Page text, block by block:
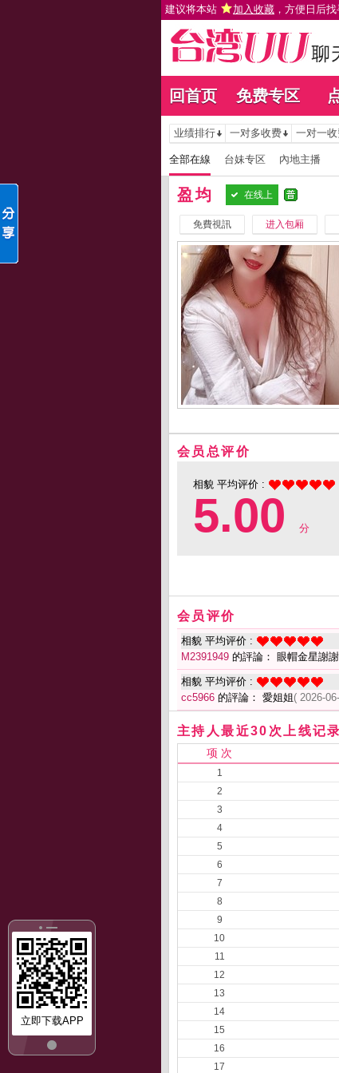
建议将本站 加入收藏 ，方便日后
回首页 免费专区
立即下载APP
业绩排行 一对多收费 一对一
全部在線 台妹专区 內地主播
盈均 在线上
免費視訊 进入包厢
会员总评价
相貌 平均评价 :
5.00 分
会员评价
相貌 平均评价 :
M2391949 的評論： 眼帽金星謝
相貌 平均评价 :
cc5966 的評論： 愛姐姐( 2026-
主持人最近30次上线记录
项 次
1
2
3
4
5
6
7
8
9
10
11
12
13
14
15
16
17